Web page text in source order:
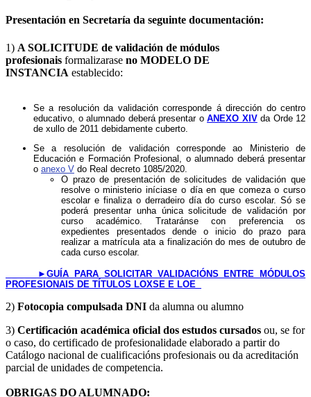
Presentación en Secretaría da seguinte documentación:
​1) A SOLICITUDE de validación de módulos
profesionais formalizarase no MODELO DE
INSTANCIA establecido:
Se a resolución da validación corresponde á dirección do centro
educativo, o alumnado deberá presentar o ANEXO XIVda Orde 12
de xullo de 2011 debidamente cuberto.
Se a resolución de validación corresponde ao Ministerio de
Educación e Formación Profesional, o alumnado deberá presentar
o anexo V do Real decreto 1085/2020.
​O prazo de presentación de solicitudes de validación que
resolve o ministerio iníciase o día en que comeza o curso
escolar e finaliza o derradeiro día do curso escolar. Só se
poderá presentar unha única solicitude de validación por
curso académico. Trataránse con preferencia os
expedientes presentados dende o inicio do prazo para
realizar a matrícula ata a finalización do mes de outubro de
cada curso escolar.
►GUÍA PARA SOLICITAR VALIDACIÓNS ENTRE MÓDULOS
PROFESIONAIS DE TÍTULOS LOXSE E LOE
​2) Fotocopia compulsada DNI da alumna ou alumno
3) Certificación académica oficial dos estudos cursados ou, se for
o caso, do certificado de profesionalidade elaborado a partir do
Catálogo nacional de cualificacións profesionais ou da acreditación
parcial de unidades de competencia.
OBRIGAS DO ALUMNADO: